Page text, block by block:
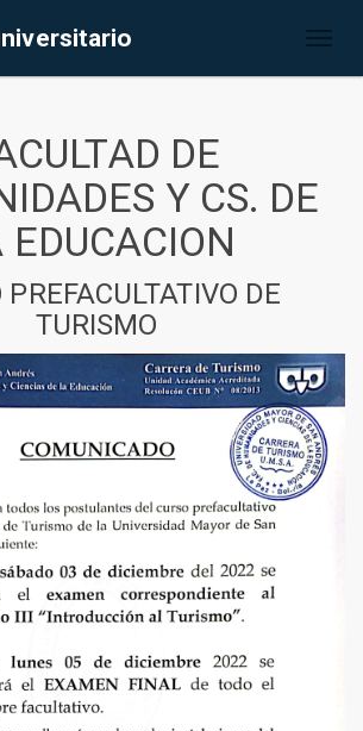
DE
Y CS. DE
EDUCACION
PREFACULTATIVO DE
TURISMO